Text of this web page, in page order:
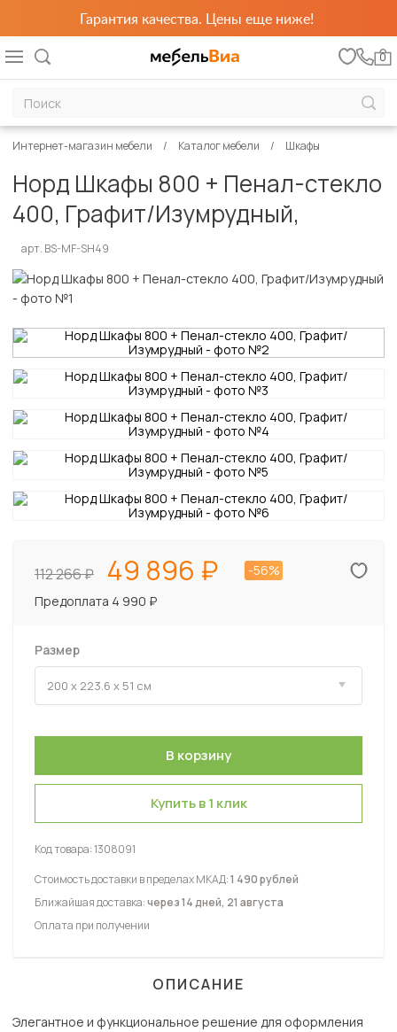
Гарантия качества. Цены еще ниже!
0
Интернет-магазин мебели Каталог мебели Шкафы
Норд Шкафы 800 + Пенал-стекло
400, Графит/Изумрудный,
арт. BS-MF-SH49
112 266 49 896
-56%
Предоплата 4 990 ₽
Размер
Купить в 1 клик
Код товара:1308091
Стоимость доставки в пределах МКАД:1 490 рублей
Ближайшая доставка:через 14 дней, 21 августа
Оплата при получении
ОПИСАНИЕ
Элегантное и функциональное решение для оформления